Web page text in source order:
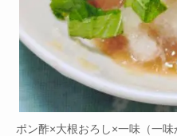
ポン酢×大根おろし×一味（一